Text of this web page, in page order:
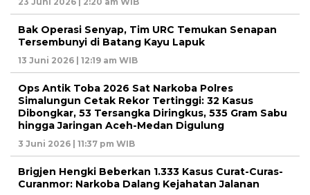
Bak Operasi Senyap, Tim URC Temukan Senapan
Tersembunyi di Batang Kayu Lapuk
13 Juni 2026 | 12:19 am WIB
Ops Antik Toba 2026 Sat Narkoba Polres
Simalungun Cetak Rekor Tertinggi: 32 Kasus
Dibongkar, 53 Tersangka Diringkus, 535 Gram Sabu
hingga Jaringan Aceh-Medan Digulung
3 Juni 2026 | 11:37 pm WIB
Brigjen Hengki Beberkan 1.333 Kasus Curat-Curas-
Curanmor: Narkoba Dalang Kejahatan Jalanan